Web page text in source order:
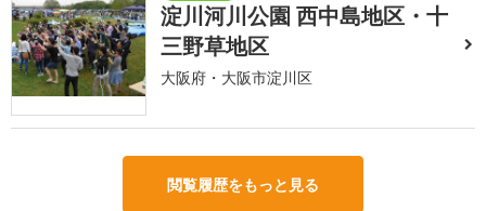
淀川河川公園 西中島地区・十
三野草地区
大阪府・大阪市淀川区
閲覧履歴をもっと見る